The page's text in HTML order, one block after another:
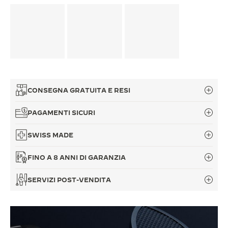
CONSEGNA GRATUITA E RESI
PAGAMENTI SICURI
SWISS MADE
FINO A 8 ANNI DI GARANZIA
SERVIZI POST-VENDITA